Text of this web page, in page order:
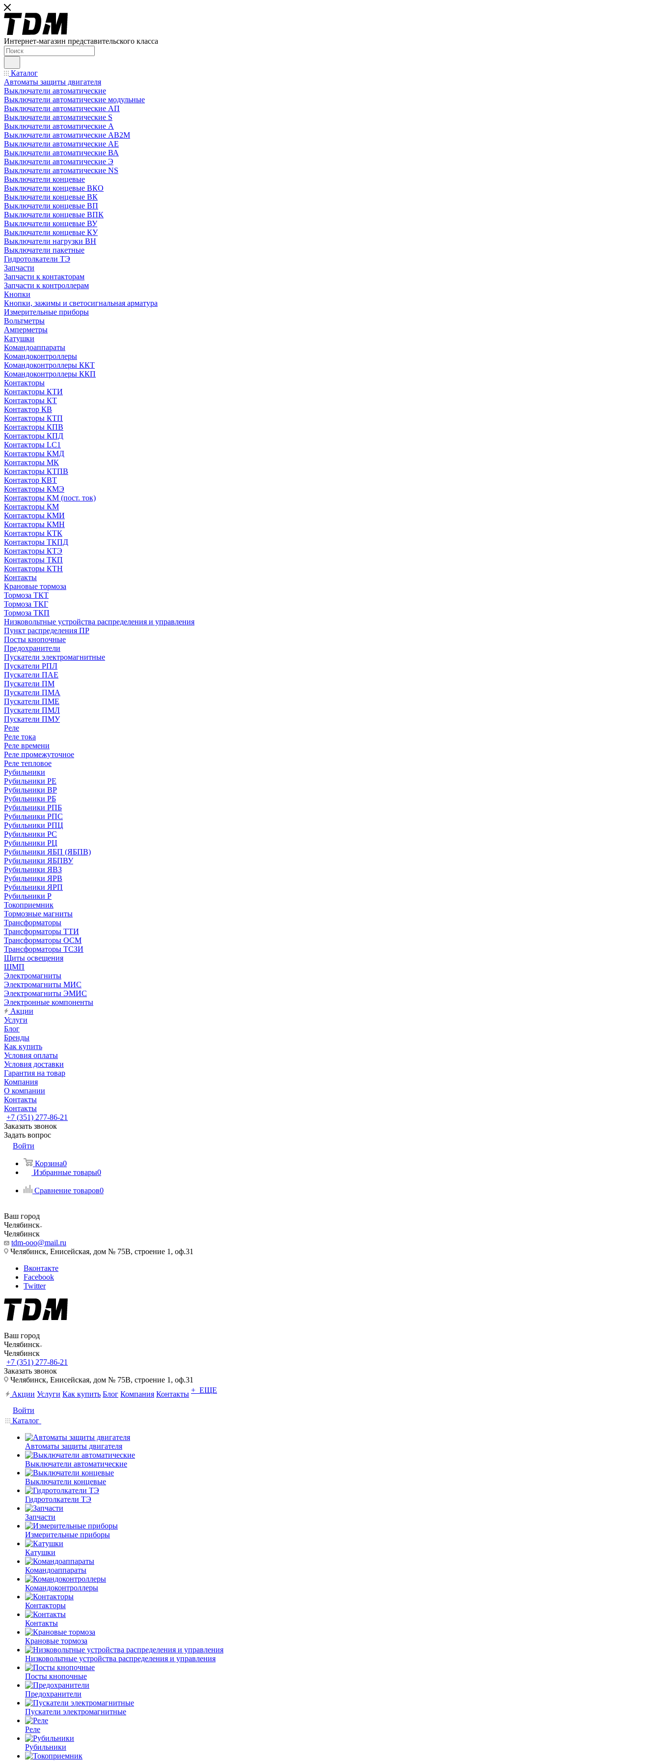
Интернет-магазин представительского класса
Каталог
Автоматы защиты двигателя
Выключатели автоматические
Выключатели автоматические модульные
Выключатели автоматические АП
Выключатели автоматические S
Выключатели автоматические А
Выключатели автоматические АВ2М
Выключатели автоматические АЕ
Выключатели автоматические ВА
Выключатели автоматические Э
Выключатели автоматические NS
Выключатели концевые
Выключатели концевые ВКО
Выключатели концевые ВК
Выключатели концевые ВП
Выключатели концевые ВПК
Выключатели концевые ВУ
Выключатели концевые КУ
Выключатели нагрузки ВН
Выключатели пакетные
Гидротолкатели ТЭ
Запчасти
Запчасти к контакторам
Запчасти к контроллерам
Кнопки
Кнопки, зажимы и светосигнальная арматура
Измерительные приборы
Вольтметры
Амперметры
Катушки
Командоаппараты
Командоконтроллеры
Командоконтроллеры ККТ
Командоконтроллеры ККП
Контакторы
Контакторы КТИ
Контакторы КТ
Контактор КВ
Контакторы КТП
Контакторы КПВ
Контакторы КПД
Контакторы LC1
Контакторы КМД
Контакторы МК
Контакторы КТПВ
Контактор КВТ
Контакторы КМЭ
Контакторы КМ (пост. ток)
Контакторы КМ
Контакторы КМИ
Контакторы КМН
Контакторы КТК
Контакторы ТКПД
Контакторы КТЭ
Контакторы ТКП
Контакторы КТН
Контакты
Крановые тормоза
Тормоза ТКТ
Тормоза ТКГ
Тормоза ТКП
Низковольтные устройства распределения и управления
Пункт распределения ПР
Посты кнопочные
Предохранители
Пускатели электромагнитные
Пускатели РПЛ
Пускатели ПАЕ
Пускатели ПМ
Пускатели ПМА
Пускатели ПМЕ
Пускатели ПМЛ
Пускатели ПМУ
Реле
Реле тока
Реле времени
Реле промежуточное
Реле тепловое
Рубильники
Рубильники РЕ
Рубильники ВР
Рубильники РБ
Рубильники РПБ
Рубильники РПС
Рубильники РПЦ
Рубильники РС
Рубильники РЦ
Рубильники ЯБП (ЯБПВ)
Рубильники ЯБПВУ
Рубильники ЯВЗ
Рубильники ЯРВ
Рубильники ЯРП
Рубильники Р
Токоприемник
Тормозные магниты
Трансформаторы
Трансформаторы ТТИ
Трансформаторы ОСМ
Трансформаторы ТСЗИ
Щиты освещения
ЩМП
Электромагниты
Электромагниты МИС
Электромагниты ЭМИС
Электронные компоненты
Акции
Услуги
Блог
Бренды
Как купить
Условия оплаты
Условия доставки
Гарантия на товар
Компания
О компании
Контакты
Контакты
+7 (351) 277-86-21
Заказать звонок
Задать вопрос
Войти
Корзина0
Избранные товары0
Сравнение товаров0
Ваш город
Челябинск
Челябинск
tdm-ooo@mail.ru
Челябинск, Енисейская, дом № 75В, строение 1, оф.31
Вконтакте
Facebook
Twitter
Ваш город
Челябинск
Челябинск
+7 (351) 277-86-21
Заказать звонок
Челябинск, Енисейская, дом № 75В, строение 1, оф.31
Акции Услуги Как купить Блог Компания Контакты + ЕЩЕ
Войти
Каталог
Автоматы защиты двигателя
Выключатели автоматические
Выключатели концевые
Гидротолкатели ТЭ
Запчасти
Измерительные приборы
Катушки
Командоаппараты
Командоконтроллеры
Контакторы
Контакты
Крановые тормоза
Низковольтные устройства распределения и управления
Посты кнопочные
Предохранители
Пускатели электромагнитные
Реле
Рубильники